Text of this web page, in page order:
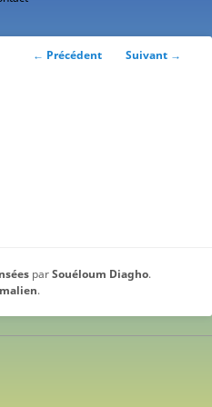
Navigation
← Précédent Suivant →
parSouéloum Diagho.
.